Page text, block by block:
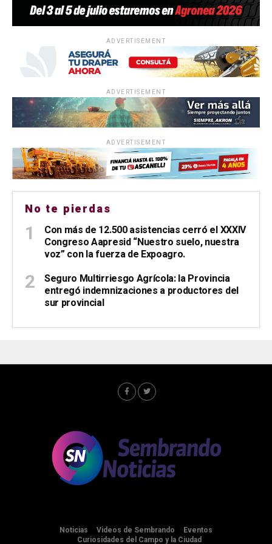
ADVERTISEMENT
ADVERTISEMENT
ADVERTISEMENT
No te pierdas
Con más de 12.500 asistencias cerró el XXXIV
Congreso Aapresid “Nuestro suelo, nuestra
voz” con la fuerza de Expoagro.
Seguro Multirriesgo Agrícola: la Provincia
entregó indemnizaciones a productores del
sur provincial
Noticias Videos de Sembrando
Eventos
Curiosidades del Campo y la Ciudad